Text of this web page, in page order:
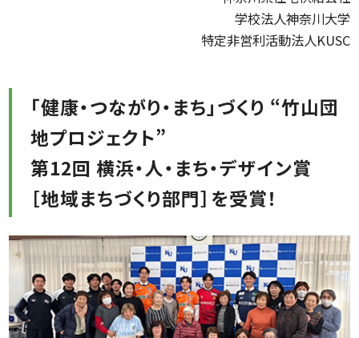
学校法人神奈川大学
特定非営利活動法人KUSC
「健康・つながり・まち」づくり “竹山団
地プロジェクト”
第12回 横浜・人・まち・デザイン賞
［地域まちづくり部門］を受賞！